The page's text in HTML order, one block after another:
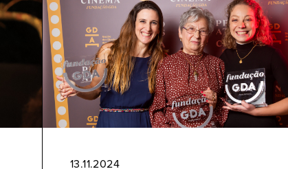
13.11.2024